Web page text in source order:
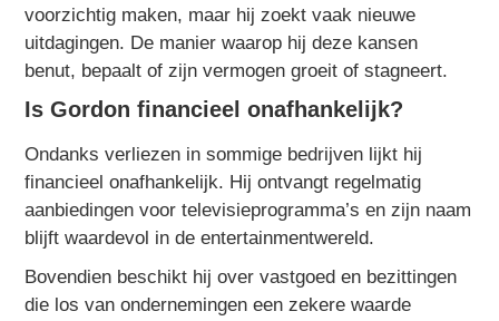
voorzichtig maken, maar hij zoekt vaak nieuwe
uitdagingen. De manier waarop hij deze kansen
benut, bepaalt of zijn vermogen groeit of stagneert.
Is Gordon financieel onafhankelijk?
Ondanks verliezen in sommige bedrijven lijkt hij
financieel onafhankelijk. Hij ontvangt regelmatig
aanbiedingen voor televisieprogramma’s en zijn naam
blijft waardevol in de entertainmentwereld.
Bovendien beschikt hij over vastgoed en bezittingen
die los van ondernemingen een zekere waarde